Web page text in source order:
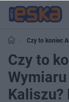
Czy to koniec
Ministerstwo
Czy to